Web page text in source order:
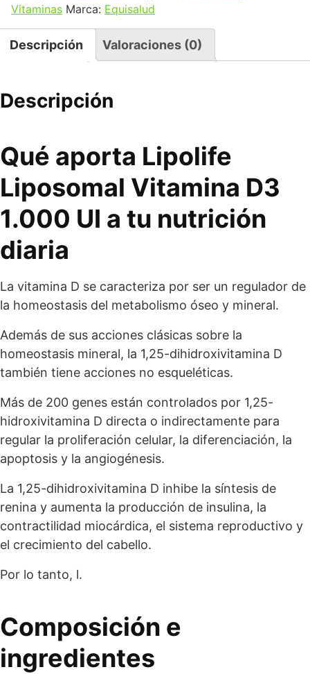
Vitaminas Marca: Equisalud
Descripción Valoraciones (0)
Descripción
Qué aporta Lipolife
Liposomal Vitamina D3
1.000 UI a tu nutrición
diaria
La vitamina D se caracteriza por ser un regulador de
la homeostasis del metabolismo óseo y mineral.
Además de sus acciones clásicas sobre la
homeostasis mineral, la 1,25-dihidroxivitamina D
también tiene acciones no esqueléticas.
Más de 200 genes están controlados por 1,25-
hidroxivitamina D directa o indirectamente para
regular la proliferación celular, la diferenciación, la
apoptosis y la angiogénesis.
La 1,25-dihidroxivitamina D inhibe la síntesis de
renina y aumenta la producción de insulina, la
contractilidad miocárdica, el sistema reproductivo y
el crecimiento del cabello.
Por lo tanto, l.
Composición e
ingredientes